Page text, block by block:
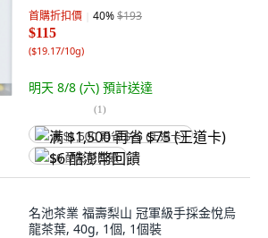
首購折扣價 40%$193
$115
($19.17/10g)
明天 8/8 (六) 預計送達
(1)
满 $1,500 再省 $75 (王道卡)
$6 酷澎幣回饋
名池茶業 福壽梨山 冠軍級手採金悅烏
龍茶葉, 40g, 1個, 1個裝